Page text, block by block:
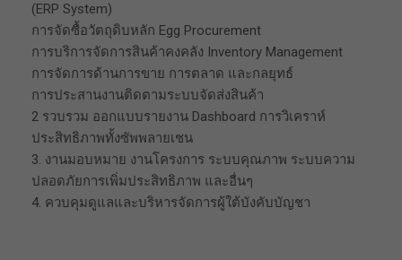
(ERP System)
การจัดซื้อวัตถุดิบหลัก Egg Procurement
การบริการจัดการสินค้าคงคลัง Inventory Management
การจัดการด้านการขาย การตลาด และกลยุทธ์
การประสานงานติดตามระบบจัดส่งสินค้า
2 รวบรวม ออกแบบรายงาน Dashboard การวิเคราห์
ประสิทธิภาพทั้งซัพพลายเชน
3. งานมอบหมาย งานโครงการ ระบบคุณภาพ ระบบความ
ปลอดภัยการเพิ่มประสิทธิภาพ และอื่นๆ
4. ควบคุมดูแลและบริหารจัดการผู้ใต้บังคับบัญชา